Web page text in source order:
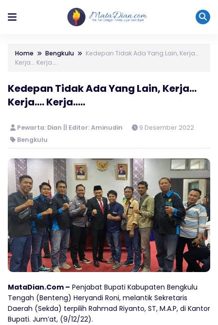
Home Bengkulu
Kedepan Tidak Ada Yang Lain, Kerja…
Kerja…. Kerja…..
Kedepan Tidak Ada Yang Lain, Kerja…
Kerja…. Kerja…..
Pewarta: Dian || Editor: Aminudin
9 Desember 2022
Bengkulu
MataDian.Com – Penjabat Bupati Kabupaten Bengkulu
Tengah (Benteng) Heryandi Roni, melantik Sekretaris
Daerah (Sekda) terpilih Rahmad Riyanto, ST, M.A.P, di Kantor
Bupati. Jum’at, (9/12/22).